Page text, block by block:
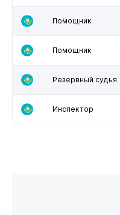
Помощник
Помощник
Резервный судья
Инспектор